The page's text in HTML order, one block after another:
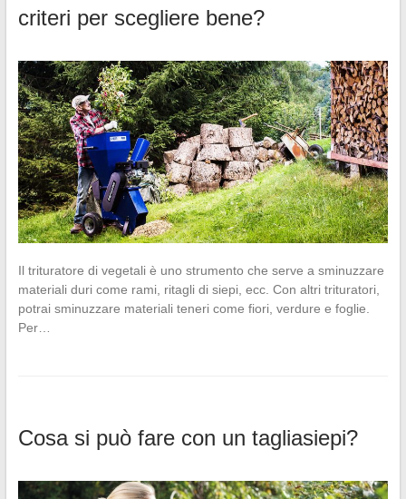
criteri per scegliere bene?
Il trituratore di vegetali è uno strumento che serve a sminuzzare
materiali duri come rami, ritagli di siepi, ecc. Con altri trituratori,
potrai sminuzzare materiali teneri come fiori, verdure e foglie.
Per…
Cosa si può fare con un tagliasiepi?